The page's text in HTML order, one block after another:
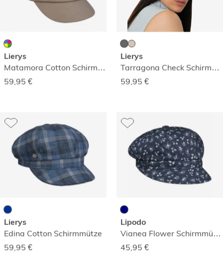
Lierys
Matamora Cotton Schirmmütze
59,95 €
Lierys
Tarragona Check Schirmmütze
59,95 €
Lierys
Edina Cotton Schirmmütze
59,95 €
Lipodo
Vianea Flower Schirmmütze
45,95 €